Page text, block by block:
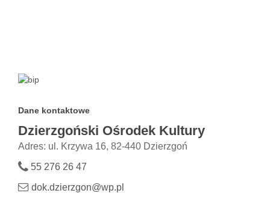
Dane kontaktowe
Dzierzgoński Ośrodek Kultury
Adres: ul. Krzywa 16, 82-440 Dzierzgoń
55 276 26 47
dok.dzierzgon@wp.pl